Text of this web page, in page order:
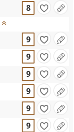
8
9
9
9
9
9
9